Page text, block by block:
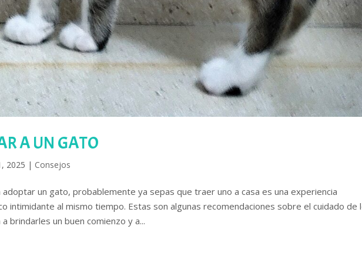
A UN GATO
2025 | Consejos
adoptar un gato, probablemente ya sepas que traer uno a casa es una experiencia
intimidante al mismo tiempo. Estas son algunas recomendaciones sobre el cuidado de
brindarles un buen comienzo y a...